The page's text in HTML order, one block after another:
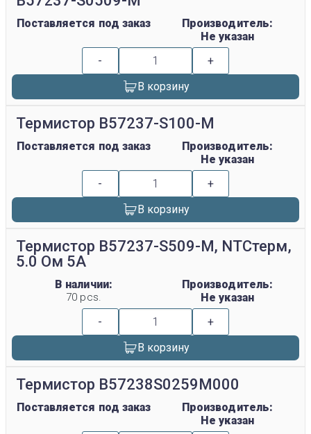
Поставляется под заказ
Производитель:
Не указан
-
+
В корзину
Термистор B57237-S100-M
Поставляется под заказ
Производитель:
Не указан
-
+
В корзину
Термистор B57237-S509-M, NTCтерм,
5.0 Ом 5А
В наличии:
70 pcs.
Производитель:
Не указан
-
+
В корзину
Термистор B57238S0259M000
Поставляется под заказ
Производитель:
Не указан